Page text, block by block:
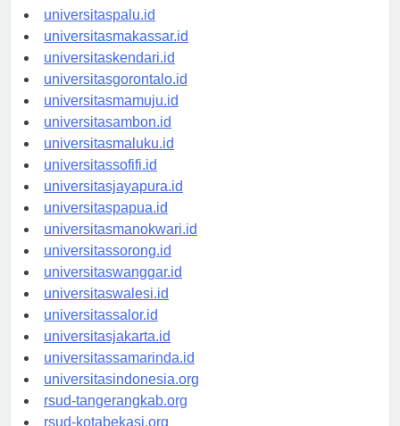
universitasmanado.id
universitaspalu.id
universitasmakassar.id
universitaskendari.id
universitasgorontalo.id
universitasmamuju.id
universitasambon.id
universitasmaluku.id
universitassofifi.id
universitasjayapura.id
universitaspapua.id
universitasmanokwari.id
universitassorong.id
universitaswanggar.id
universitaswalesi.id
universitassalor.id
universitasjakarta.id
universitassamarinda.id
universitasindonesia.org
rsud-tangerangkab.org